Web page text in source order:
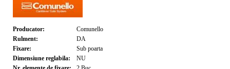
Producator:
Comunello
Rulment:
DA
Fixare:
Sub poarta
Dimensiune reglabila:
NU